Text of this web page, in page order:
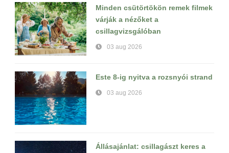
Minden csütörtökön remek filmek
várják a nézőket a
csillagvizsgálóban
03 aug 2026
Este 8-ig nyitva a rozsnyói strand
03 aug 2026
Állásajánlat: csillagászt keres a